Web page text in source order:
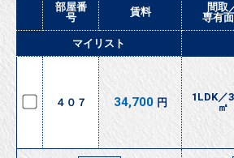
部屋番
号
賃料
間取
専有
マイリスト
４０７ 34,700 円
1LDK／
㎡